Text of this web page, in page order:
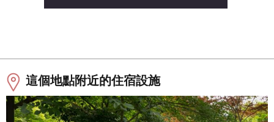
這個地點附近的住宿設施